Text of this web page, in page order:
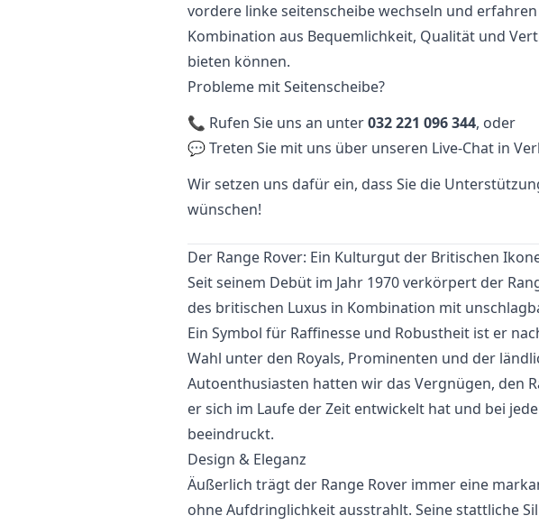
vordere linke seitenscheibe wechseln und
Kombination aus Bequemlichkeit, Qualität und
bieten können.
Probleme mit Seitenscheibe?
📞 Rufen Sie uns an unter032 221 096 344, oder
💬 Treten Sie mit uns über unseren Live-Chat in
Wir setzen uns dafür ein, dass Sie die
wünschen!
Der Range Rover: Ein Kulturgut der Britischen
Seit seinem Debüt im Jahr 1970 verkörpert der
des britischen Luxus in Kombination mit
Ein Symbol für Raffinesse und Robustheit ist er
Wahl unter den Royals, Prominenten und der
Autoenthusiasten hatten wir das Vergnügen, den
er sich im Laufe der Zeit entwickelt hat und bei
beeindruckt.
Design & Eleganz
Äußerlich trägt der Range Rover immer eine
ohne Aufdringlichkeit ausstrahlt. Seine stattliche